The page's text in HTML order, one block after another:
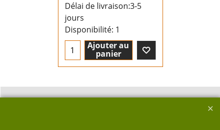
Délai de livraison:3-5
jours
Disponibilité: 1
Ajouter au
panier